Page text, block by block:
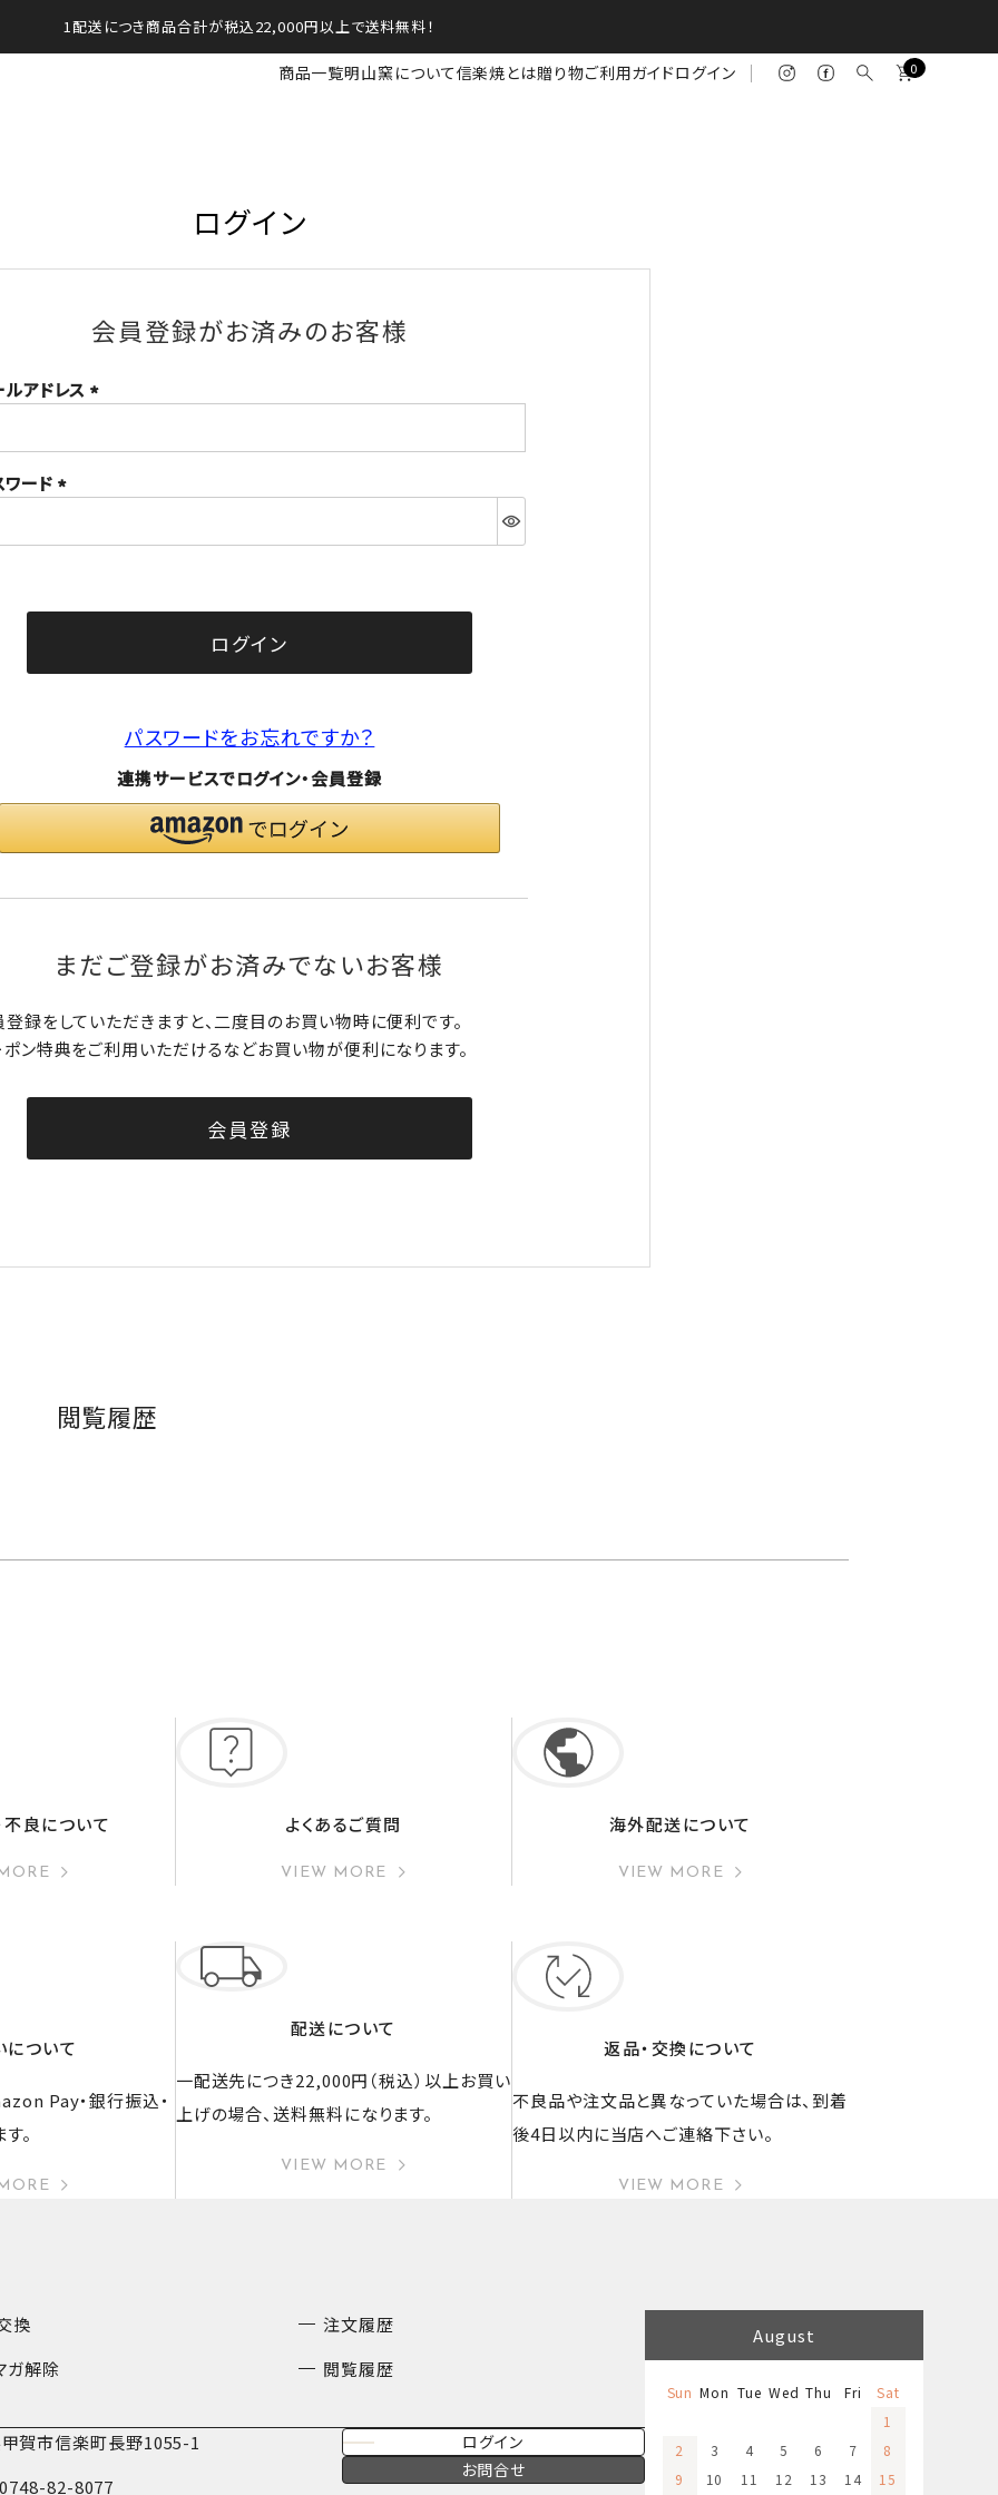
1配送につき商品合計が税込22,000円以上で送料無料！
商品一覧明山窯について信楽焼とは贈り物ご利用ガイドログイン 0
ログイン
会員登録がお済みのお客様
ルアドレス
須)
ワード
須)
ログイン
パスワードをお忘れですか？
連携サービスでログイン・会員登録
まだご登録がお済みでないお客様
録をしていただきますと、二度目のお買い物時に便利です。
ン特典をご利用いただけるなどお買い物が便利になります。
会員登録
閲覧履歴
良について よくあるご質問
VIEW MORE
海外配送について
VIEW MORE
について
Pay・銀行振込・
。
配送について
一配送先につき22,000円（税込）以上お買い
上げの場合、送料無料になります。
VIEW MORE
返品・交換について
不良品や注文品と異なっていた場合は、到着
後4日以内に当店へご連絡下さい。
VIEW MORE
換
注文履歴
ガ解除
閲覧履歴
賀市信楽町長野1055-1
0748-82-8077
ログイン
お問合せ
August
Sun Mon Tue Wed Thu Fri
Sat
1
2
3 4 5 6 7
8
9
10 11 12 13 14 15